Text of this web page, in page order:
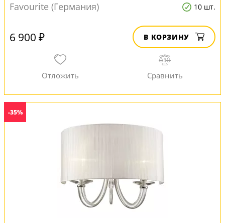
Favourite (Германия) 10 шт.
6 900 ₽ В КОРЗИНУ
-35%